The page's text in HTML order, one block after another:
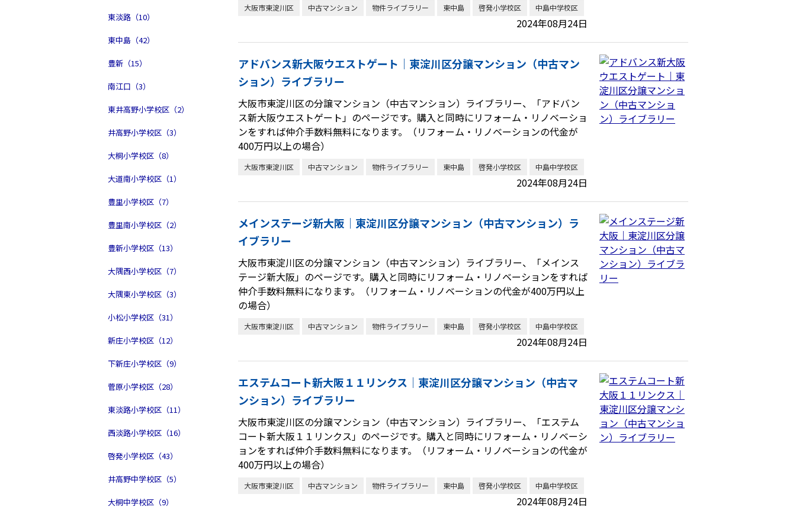
東淡路（10）
東中島（42）
豊新（15）
南江口（3）
東井高野小学校区（2）
井高野小学校区（3）
大桐小学校区（8）
大道南小学校区（1）
豊里小学校区（7）
豊里南小学校区（2）
豊新小学校区（13）
大隅西小学校区（7）
大隅東小学校区（3）
小松小学校区（31）
新庄小学校区（12）
下新庄小学校区（9）
菅原小学校区（28）
東淡路小学校区（11）
西淡路小学校区（16）
啓発小学校区（43）
井高野中学校区（5）
大桐中学校区（9）
大阪市東淀川区 中古マンション 物件ライブラリー 東中島 啓発小学校区 中島中学校区
2024年08月24日
アドバンス新大阪ウエストゲート｜東淀川区分譲マンション（中古マン
ション）ライブラリー
大阪市東淀川区の分譲マンション（中古マンション）ライブラリー、「アドバン
ス新大阪ウエストゲート」のページです。購入と同時にリフォーム・リノベーショ
ンをすれば仲介手数料無料になります。（リフォーム・リノベーションの代金が
400万円以上の場合）
大阪市東淀川区 中古マンション 物件ライブラリー 東中島 啓発小学校区 中島中学校区
2024年08月24日
メインステージ新大阪｜東淀川区分譲マンション（中古マンション）ラ
イブラリー
大阪市東淀川区の分譲マンション（中古マンション）ライブラリー、「メインス
テージ新大阪」のページです。購入と同時にリフォーム・リノベーションをすれば
仲介手数料無料になります。（リフォーム・リノベーションの代金が400万円以上
の場合）
大阪市東淀川区 中古マンション 物件ライブラリー 東中島 啓発小学校区 中島中学校区
2024年08月24日
エステムコート新大阪１１リンクス｜東淀川区分譲マンション（中古マ
ンション）ライブラリー
大阪市東淀川区の分譲マンション（中古マンション）ライブラリー、「エステム
コート新大阪１１リンクス」のページです。購入と同時にリフォーム・リノベーシ
ョンをすれば仲介手数料無料になります。（リフォーム・リノベーションの代金が
400万円以上の場合）
大阪市東淀川区 中古マンション 物件ライブラリー 東中島 啓発小学校区 中島中学校区
2024年08月24日